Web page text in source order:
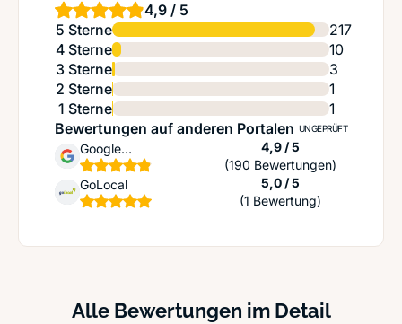
4,9 / 5
5 Sterne
217
4 Sterne
10
3 Sterne
3
2 Sterne
1
1 Sterne
1
Bewertungen auf anderen Portalen UNGEPRÜFT
Google
Unternehmensprofil
4,9 / 5
(190 Bewertungen)
GoLocal
5,0 / 5
(1 Bewertung)
Alle Bewertungen im Detail